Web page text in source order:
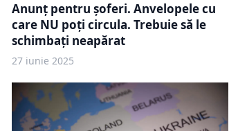
Anunț pentru șoferi. Anvelopele cu
care NU poți circula. Trebuie să le
schimbați neapărat
27 iunie 2025